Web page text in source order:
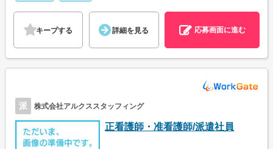
キープする 詳細を見る 応募画面に進む
派 株式会社アルクススタッフィング
正看護師・准看護師/派遣社員